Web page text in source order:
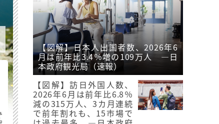
【図解】日本人出国者数、2026年6
月は前年比3.4％増の109万人 ―日
本政府観光局（速報）
【図解】訪日外国人数、
2026年6月は前年比6.8％
減の315万人、3カ月連続
で前年割れも、15市場で